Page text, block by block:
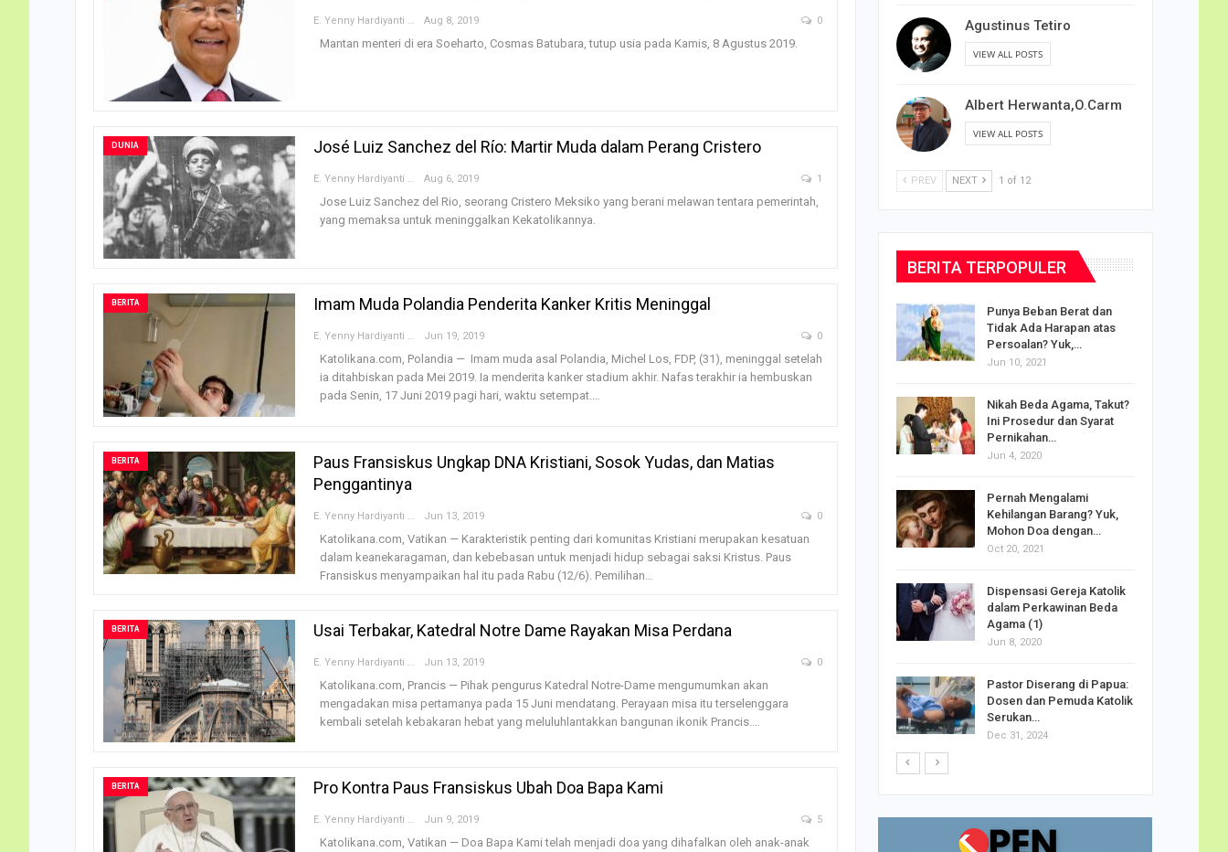
E. Yenny Hardiyanti Aug 8, 2019 0
Mantan menteri di era Soeharto, Cosmas Batubara, tutup usia pada Kamis, 8 Agustus 2019.
DUNIA José Luiz Sanchez del Río: Martir Muda dalam Perang Cristero
E. Yenny Hardiyanti Aug 6, 2019 1
Jose Luiz Sanchez del Rio, seorang Cristero Meksiko yang berani melawan tentara pemerintah,
yang memaksa untuk meninggalkan Kekatolikannya.
BERITA Imam Muda Polandia Penderita Kanker Kritis Meninggal
E. Yenny Hardiyanti Jun 19, 2019 0
Katolikana.com, Polandia — Imam muda asal Polandia, Michel Los, FDP, (31), meninggal setelah
ia ditahbiskan pada Mei 2019. Ia menderita kanker stadium akhir. Nafas terakhir ia hembuskan
pada Senin, 17 Juni 2019 pagi hari, waktu setempat.…
BERITA
Paus Fransiskus Ungkap DNA Kristiani, Sosok Yudas, dan Matias
Penggantinya
Jun 13, 2019 0
Katolikana.com, Vatikan — Karakteristik penting dari komunitas Kristiani merupakan kesatuan
dalam keanekaragaman, dan kebebasan untuk menjadi hidup sebagai saksi Kristus. Paus
Fransiskus menyampaikan hal itu pada Rabu (12/6). Pemilihan…
BERITA Usai Terbakar, Katedral Notre Dame Rayakan Misa Perdana
Jun 13, 2019 0
Katolikana.com, Prancis — Pihak pengurus Katedral Notre-Dame mengumumkan akan
mengadakan misa pertamanya pada 15 Juni mendatang. Perayaan misa itu terselenggara
kembali setelah kebakaran hebat yang meluluhlantakkan bangunan ikonik Prancis.…
BERITA Pro Kontra Paus Fransiskus Ubah Doa Bapa Kami
E. Yenny Hardiyanti Jun 9, 2019 5
Katolikana.com, Vatikan — Doa Bapa Kami telah menjadi doa yang dihafalkan oleh anak-anak
Agustinus Tetiro
VIEW ALL POSTS
Albert Herwanta,O.Carm
VIEW ALL POSTS
PREV NEXT 1 of 12
BERITA TERPOPULER
Oct 16, 2020
Irene Umar Pecah Telor
sebagai Wamen
Perempuan Buddha…
Oct 21, 2024
Punya Beban Berat dan
Tidak Ada Harapan atas
Persoalan? Yuk,…
Jun 10, 2021
Nikah Beda Agama, Takut?
Ini Prosedur dan Syarat
Pernikahan…
Jun 4, 2020
Pernah Mengalami
Kehilangan Barang? Yuk,
Mohon Doa dengan…
Oct 20, 2021
Dispensasi Gereja Katolik
dalam Perkawinan Beda
Agama (1)
Jun 8, 2020
Pastor Diserang di Papua:
Dosen dan Pemuda Katolik
Serukan…
Dec 31, 2024